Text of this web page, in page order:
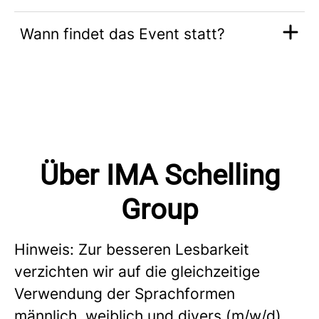
Wann findet das Event statt?
Über IMA Schelling
Group
Hinweis: Zur besseren Lesbarkeit
verzichten wir auf die gleichzeitige
Verwendung der Sprachformen